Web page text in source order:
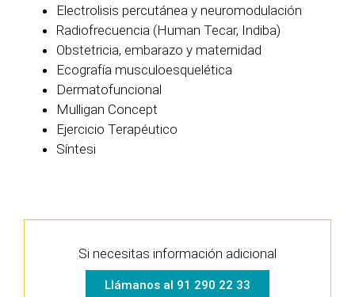
Electrolisis percutánea y neuromodulación
Radiofrecuencia (Human Tecar, Indiba)
Obstetricia, embarazo y maternidad
Ecografía musculoesquelética
Dermatofuncional
Mulligan Concept
Ejercicio Terapéutico
Síntesi
Si necesitas información adicional
Llámanos al 91 290 22 33